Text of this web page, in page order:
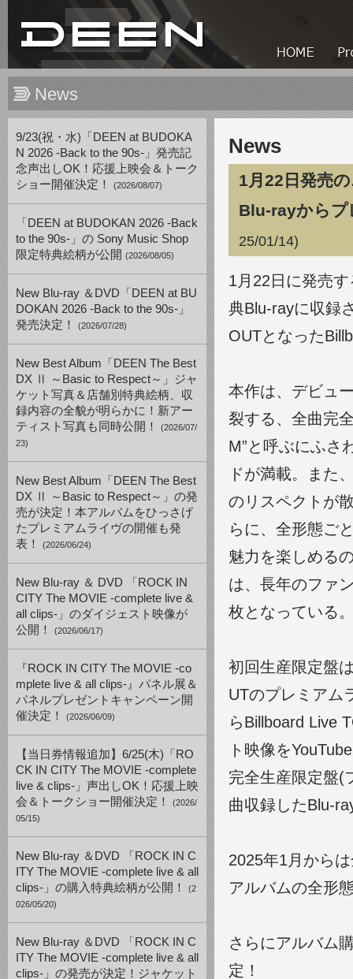
News
9/23(祝・水)「DEEN at BUDOKA
N 2026 -Back to the 90s-」発売記
念声出しOK！応援上映会＆トーク
ショー開催決定！
(2026/08/07)
「DEEN at BUDOKAN 2026 -Back
to the 90s-」の Sony Music Shop
限定特典絵柄が公開 (2026/08/05)
New Blu-ray ＆DVD「DEEN at BU
DOKAN 2026 -Back to the 90s-」
発売決定！
(2026/07/28)
New Best Album「DEEN The Best
DX Ⅱ ～Basic to Respect～」ジャ
ケット写真＆店舗別特典絵柄、収
録内容の全貌が明らかに！新アー
ティスト写真も同時公開！
(2026/07/
23)
New Best Album「DEEN The Best
DX Ⅱ ～Basic to Respect～」の発
売が決定！本アルバムをひっさげ
たプレミアムライヴの開催も発
表！
(2026/06/24)
New Blu-ray ＆ DVD 「ROCK IN
CITY The MOVIE -complete live &
all clips-」のダイジェスト映像が
公開！
(2026/06/17)
『ROCK IN CITY The MOVIE -co
mplete live & all clips-』パネル展＆
パネルプレゼントキャンペーン開
催決定！
(2026/06/09)
【当日券情報追加】6/25(木)「RO
CK IN CITY The MOVIE -complete
live & clips-」声出しOK！応援上映
会＆トークショー開催決定！
(2026/
05/15)
New Blu-ray ＆DVD 「ROCK IN C
ITY The MOVIE -complete live & all
clips-」の購入特典絵柄が公開！
(2
026/05/20)
New Blu-ray ＆DVD 「ROCK IN C
ITY The MOVIE -complete live & all
clips-」の発売が決定！ジャケット
News
1月22日発売
Blu-rayからプ
25/01/14)
1月22日に発売
典Blu-rayに収録
OUTとなった
本作は、デビュ
裂する、全曲完
M”と呼ぶにふさ
ドが満載。また
のリスペクトが
らに、全形態ご
魅力を楽しめる
は、長年のファ
枚となっている
初回生産限定盤
UTのプレミアム
らBillboard Live
ト映像を
完全生産限定盤(
曲収録したBlu-
2025年1月から
アルバムの全形
さらにアルバム
定！